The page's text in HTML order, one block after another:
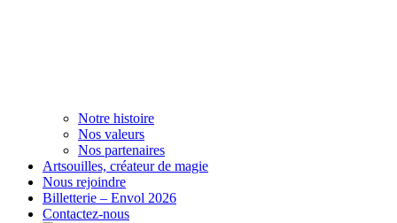
Notre histoire
Nos valeurs
Nos partenaires
Artsouilles, créateur de magie
Nous rejoindre
Billetterie – Envol 2026
Contactez-nous